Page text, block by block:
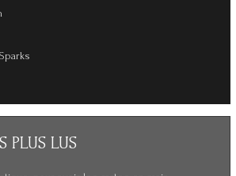
PLUS LUS